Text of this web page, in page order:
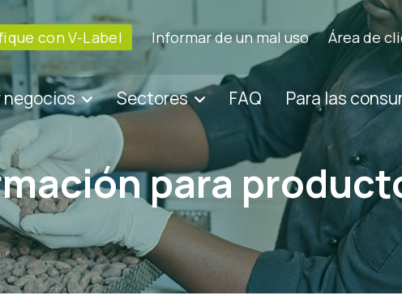
con V-Label Informar de un mal uso Área de
negocios Sectores FAQ Para las
para